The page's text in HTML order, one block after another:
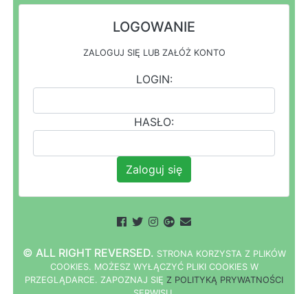
LOGOWANIE
ZALOGUJ SIĘ LUB ZAŁÓŻ KONTO
LOGIN:
HASŁO:
Zaloguj się
© ALL RIGHT REVERSED. STRONA KORZYSTA Z PLIKÓW
COOKIES. MOŻESZ WYŁ ĄCZYĆ PL IKI COOKIES W
PRZEGLĄDARCE. ZAPOZNAJ SIĘ Z POLITYKĄ PRYWATNOŚCI